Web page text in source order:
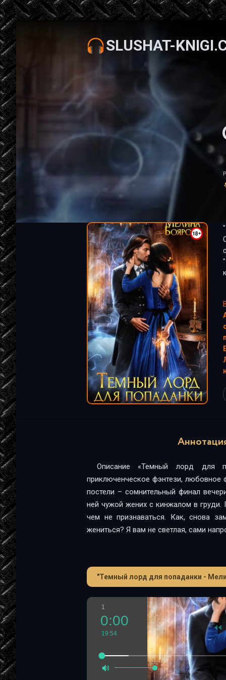
SLUSHAT-
"
"
Описание «Темный лорд для
приключенческое фэнтези, любовное
постели – сомнительный финал
ней чужой жених с кинжалом в груди.
чем не признаваться. Как, снова
жениться? Я вам не светлая, сами
"Темный лорд для попаданки -
1
100
0:00
19:54